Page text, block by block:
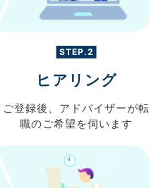
STEP.2
ヒアリング
ご登録後、 アドバイザーが転
職のご希望を伺います